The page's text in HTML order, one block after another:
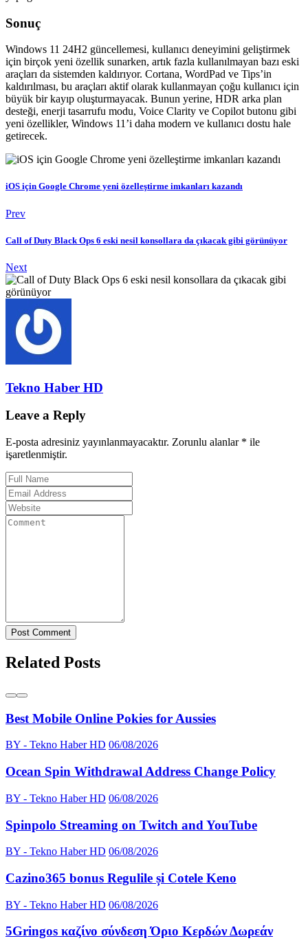
Sonuç
Windows 11 24H2 güncellemesi, kullanıcı deneyimini geliştirmek
için birçok yeni özellik sunarken, artık fazla kullanılmayan bazı eski
araçları da sistemden kaldırıyor. Cortana, WordPad ve Tips’in
kaldırılması, bu araçları aktif olarak kullanmayan çoğu kullanıcı için
büyük bir kayıp oluşturmayacak. Bunun yerine, HDR arka plan
desteği, enerji tasarrufu modu, Voice Clarity ve Copilot butonu gibi
yeni özellikler, Windows 11’i daha modern ve kullanıcı dostu hale
getirecek.
iOS için Google Chrome yeni özelleştirme imkanları kazandı
Prev
Call of Duty Black Ops 6 eski nesil konsollara da çıkacak gibi görünüyor
Next
Tekno Haber HD
Leave a Reply
E-posta adresiniz yayınlanmayacaktır. Zorunlu alanlar * ile
işaretlenmiştir.
Post Comment
Related Posts
Best Mobile Online Pokies for Aussies
BY - Tekno Haber HD 06/08/2026
Ocean Spin Withdrawal Address Change Policy
BY - Tekno Haber HD 06/08/2026
Spinpolo Streaming on Twitch and YouTube
BY - Tekno Haber HD 06/08/2026
Cazino365 bonus Regulile și Cotele Keno
BY - Tekno Haber HD 06/08/2026
5Gringos καζίνο σύνδεση Όριο Κερδών Δωρεάν